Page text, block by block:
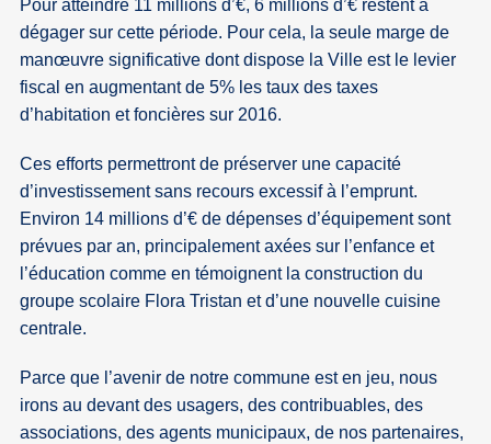
Pour atteindre 11 millions d’€, 6 millions d’€ restent à
dégager sur cette période. Pour cela, la seule marge de
manœuvre significative dont dispose la Ville est le levier
fiscal en augmentant de 5% les taux des taxes
d’habitation et foncières sur 2016.
Ces efforts permettront de préserver une capacité
d’investissement sans recours excessif à l’emprunt.
Environ 14 millions d’€ de dépenses d’équipement sont
prévues par an, principalement axées sur l’enfance et
l’éducation comme en témoignent la construction du
groupe scolaire Flora Tristan et d’une nouvelle cuisine
centrale.
Parce que l’avenir de notre commune est en jeu, nous
irons au devant des usagers, des contribuables, des
associations, des agents municipaux, de nos partenaires,